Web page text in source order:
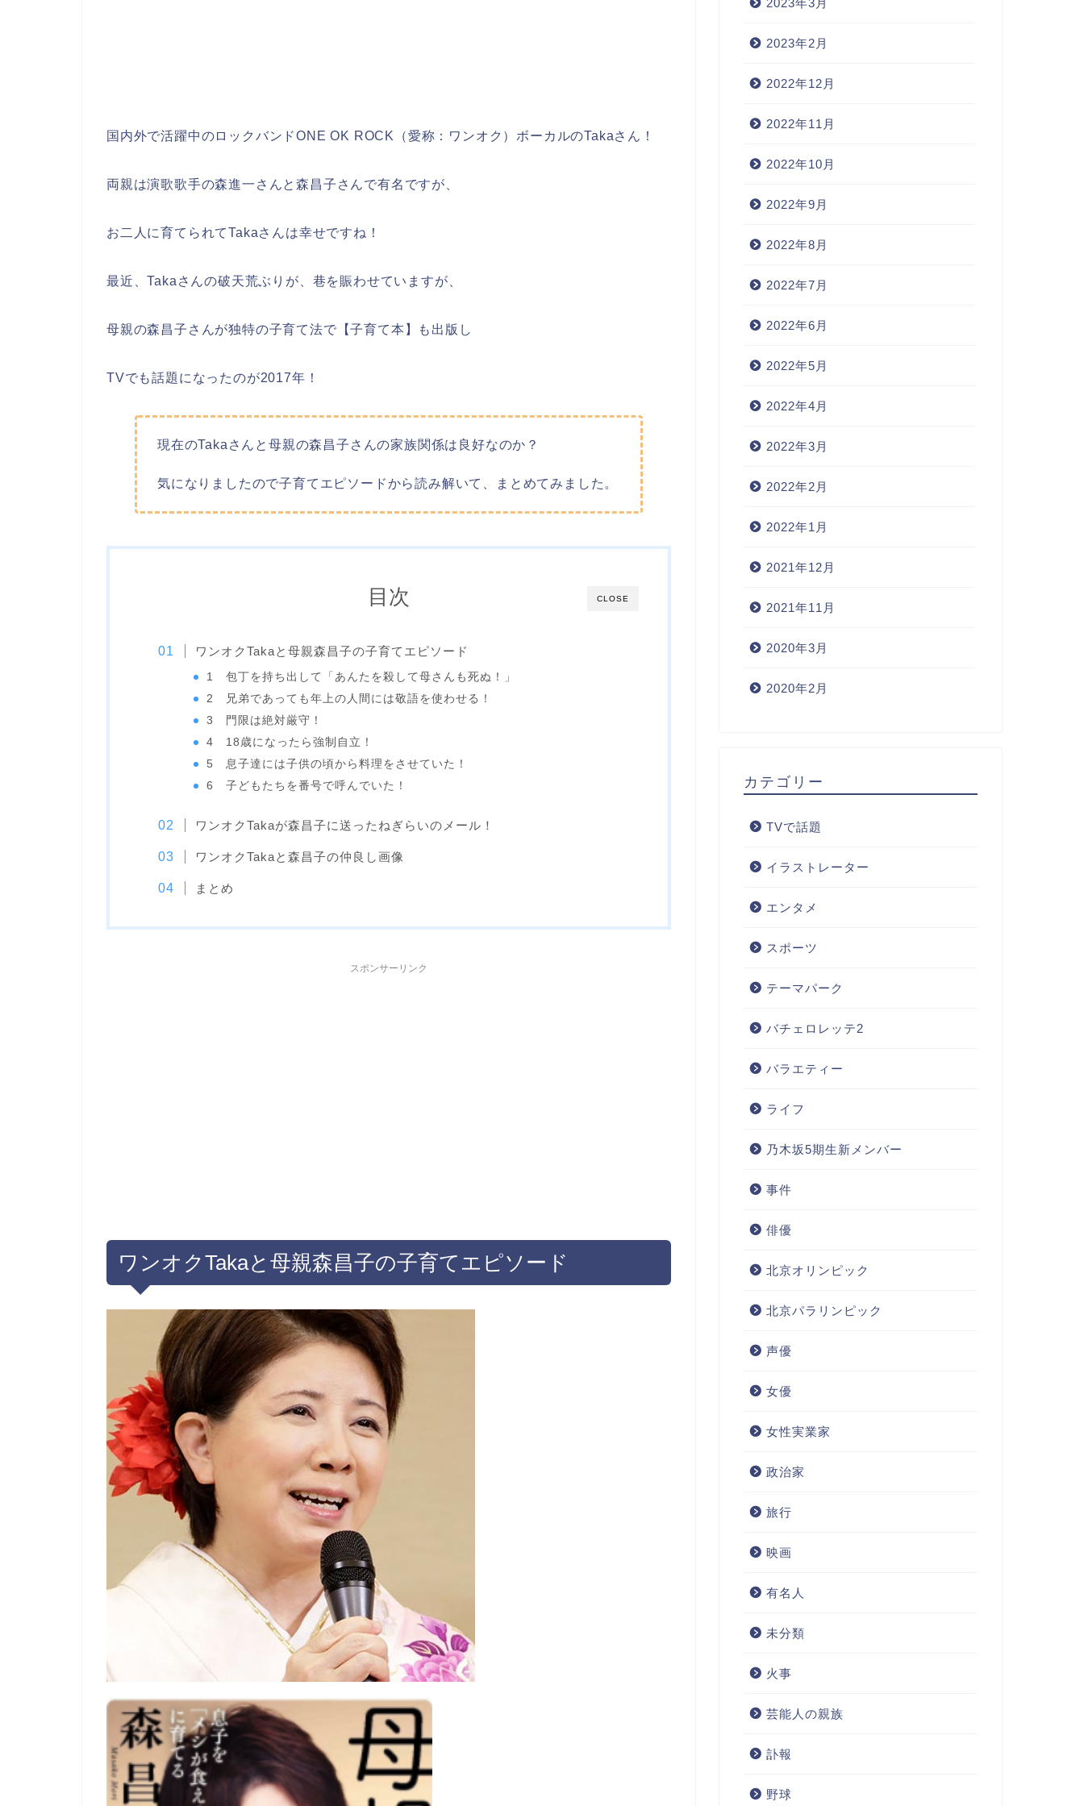
国内外で活躍中のロックバンドONE OK ROCK（愛称：ワンオク）ボーカルのTakaさん！
両親は演歌歌手の森進一さんと森昌子さんで有名ですが、
お二人に育てられてTakaさんは幸せですね！
最近、Takaさんの破天荒ぶりが、巷を賑わせていますが、
母親の森昌子さんが独特の子育て法で【子育て本】も出版し
TVでも話題になったのが2017年！
現在のTakaさんと母親の森昌子さんの家族関係は良好なのか？
気になりましたので子育てエピソードから読み解いて、まとめてみました。
CLOSE
目次
ワンオクTakaと母親森昌子の子育てエピソード
1 包丁を持ち出して「あんたを殺して母さんも死ぬ！」
2 兄弟であっても年上の人間には敬語を使わせる！
3 門限は絶対厳守！
4 18歳になったら強制自立！
5 息子達には子供の頃から料理をさせていた！
6 子どもたちを番号で呼んでいた！
ワンオクTakaが森昌子に送ったねぎらいのメール！
ワンオクTakaと森昌子の仲良し画像
まとめ
スポンサーリンク
ワンオクTakaと母親森昌子の子育てエピソード
2023年3月
2023年2月
2022年12月
2022年11月
2022年10月
2022年9月
2022年8月
2022年7月
2022年6月
2022年5月
2022年4月
2022年3月
2022年2月
2022年1月
2021年12月
2021年11月
2020年3月
2020年2月
カテゴリー
TVで話題
イラストレーター
エンタメ
スポーツ
テーマパーク
バチェロレッテ2
バラエティー
ライフ
乃木坂5期生新メンバー
事件
俳優
北京オリンピック
北京パラリンピック
声優
女優
女性実業家
政治家
旅行
映画
有名人
未分類
火事
芸能人の親族
訃報
野球